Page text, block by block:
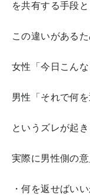
を共有する手段と
この違いがある
女性「今日こん
男性「それで何
というズレが起き
実際に男性側の
・何を返せばい